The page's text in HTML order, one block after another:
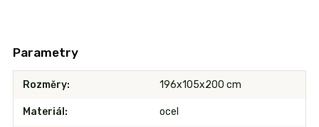
Parametry
Rozměry 196x105x200 cm
Materiál ocel